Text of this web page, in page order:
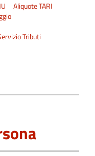
Aliquote TARI
Tributi